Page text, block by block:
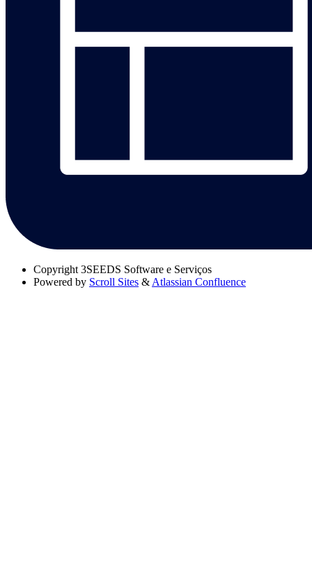
Copyright 3SEEDS Software e Serviços
Powered by Scroll Sites & Atlassian Confluence